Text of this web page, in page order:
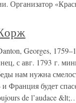
Организатор
Georges,
с авг. 1793 г.
нам нужна
и Франция будет
de l’audace